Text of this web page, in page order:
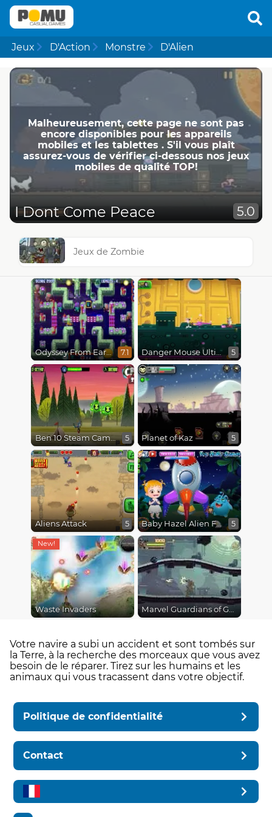
Jeux D'Action Monstre D'Alien
Malheureusement, cette page ne ​​sont pas
encore disponibles pour les appareils
mobiles et les tablettes . S'il vous plaît
assurez-vous de vérifier ci-dessous nos jeux
mobiles de qualité TOP!
I Dont Come Peace 5.0
Jeux de Zombie
Odyssey From Earth To Space 7.1 Danger Mouse Ultimate 5
Ben 10 Steam Camp 5 Planet of Kaz 5
Aliens Attack 5 Baby Hazel Alien Friend 5
Waste Invaders Marvel Guardians of Galaxy
Votre navire a subi un accident et sont tombés sur
la Terre, à la recherche des morceaux que vous avez
besoin de le réparer. Tirez sur les humains et les
animaux qui vous tracassent dans votre objectif.
Politique de confidentialité
Contact